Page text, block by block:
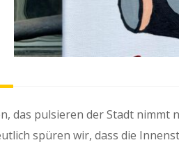
das pulsieren der Stadt
spüren wir, dass die